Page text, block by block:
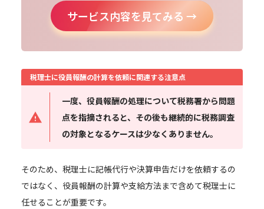
サービス内容を見てみる →
税理士に役員報酬の計算を依頼に関連する注意点
一度、役員報酬の処理について税務署から問題
点を指摘されると、その後も継続的に税務調査
の対象となるケースは少なくありません。
そのため、税理士に記帳代行や決算申告だけを依頼するの
ではなく、役員報酬の計算や支給方法まで含めて税理士に
任せることが重要です。